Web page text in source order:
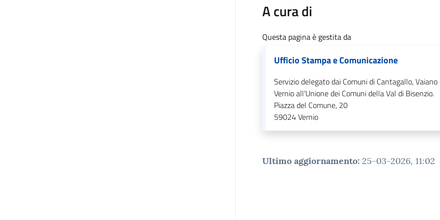
A cura di
Questa pagina è gestita da
Ufficio Stampa e Comunicazione
Servizio delegato dai Comuni di Cantagallo, Vaiano
Vernio all'Unione dei Comuni della Val di Bisenzio.
Piazza del Comune, 20
59024Vernio
Ultimo aggiornamento: 25-03-2026, 11:02